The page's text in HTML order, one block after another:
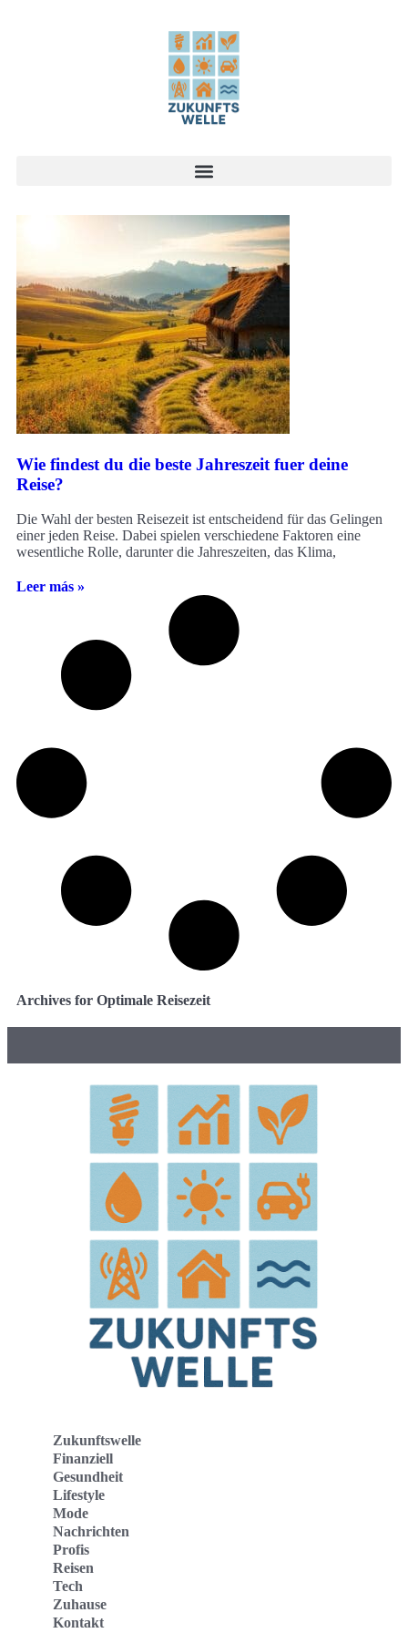
Wie findest du die beste Jahreszeit fuer deine
Reise?
Die Wahl der besten Reisezeit ist entscheidend für das Gelingen
einer jeden Reise. Dabei spielen verschiedene Faktoren eine
wesentliche Rolle, darunter die Jahreszeiten, das Klima,
Leer más »
Archives for Optimale Reisezeit
Zukunftswelle
Finanziell
Gesundheit
Lifestyle
Mode
Nachrichten
Profis
Reisen
Tech
Zuhause
Kontakt